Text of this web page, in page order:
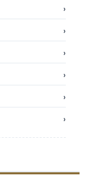
›
›
›
›
›
›